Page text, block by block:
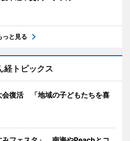
っと見る
経トピックス
会復活 「地域の子どもたちを喜